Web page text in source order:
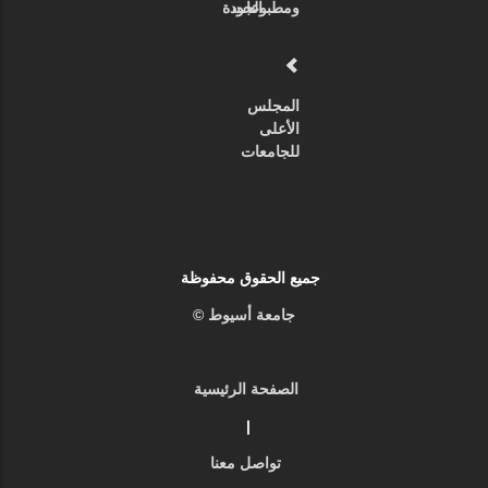
ومطبوعات
الجودة
المجلس
الأعلى
للجامعات
جميع الحقوق محفوظة
جامعة أسيوط ©
الصفحة الرئيسية
|
تواصل معنا